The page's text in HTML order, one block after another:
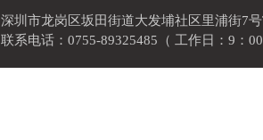
深圳市龙岗区坂田街道大发埔社区里浦街7
联系电话：0755-89325485（ 工作日：9：